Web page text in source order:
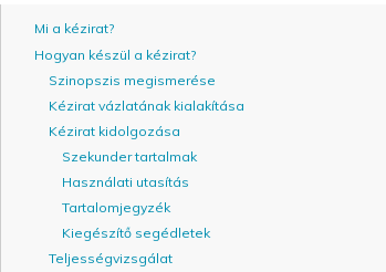
Mi a kézirat?
Hogyan készül a kézirat?
Szinopszis megismerése
Kézirat vázlatának kialakítása
Kézirat kidolgozása
Szekunder tartalmak
Használati utasítás
Tartalomjegyzék
Kiegészítő segédletek
Teljességvizsgálat